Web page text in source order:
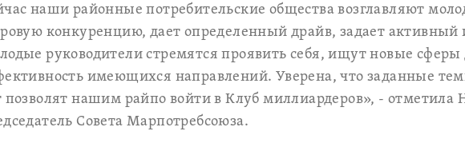
наши районные потребительские общества возглавляют
конкуренцию, дает определенный драйв, задает активный
руководители стремятся проявить себя, ищут новые
имеющихся направлений. Уверена, что заданные
позволят нашим райпо войти в Клуб миллиардеров», -
Совета Марпотребсоюза.